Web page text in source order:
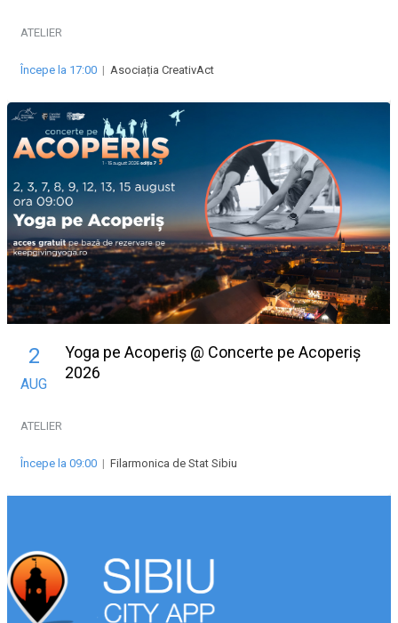
ATELIER
Începe la 17:00 | Asociația CreativAct
2
AUG
Yoga pe Acoperiș @ Concerte pe Acoperiș
2026
ATELIER
Începe la 09:00 | Filarmonica de Stat Sibiu